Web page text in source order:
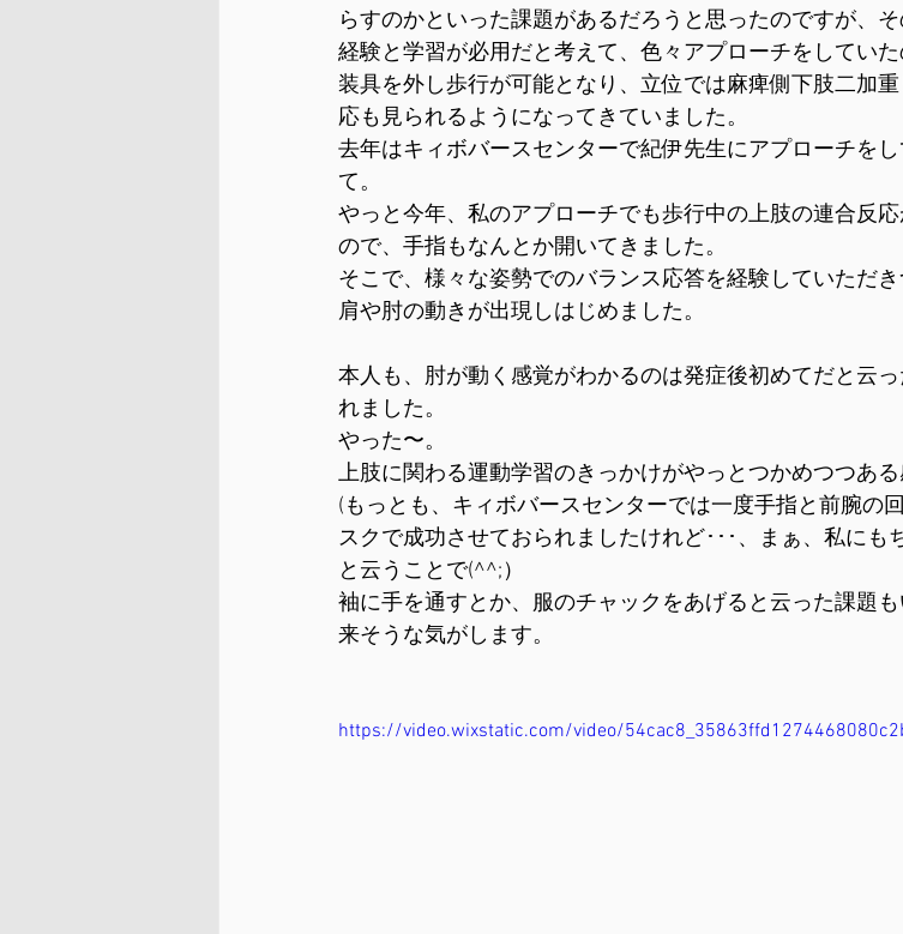
らすのかといった課題があるだろうと思ったのですが、
経験と学習が必用だと考えて、色々アプローチをしていた
装具を外し歩行が可能となり、立位では麻痺側下肢二加
応も見られるようになってきていました。
去年はキィボバースセンターで紀伊先生にアプローチを
て。
やっと今年、私のアプローチでも歩行中の上肢の連合反
ので、手指もなんとか開いてきました。
そこで、様々な姿勢でのバランス応答を経験していただ
肩や肘の動きが出現しはじめました。
本人も、肘が動く感覚がわかるのは発症後初めてだと云
れました。
やった〜。
上肢に関わる運動学習のきっかけがやっとつかめつつある
(もっとも、キィボバースセンターでは一度手指と前腕の
スクで成功させておられましたけれど･･･、まぁ、私にも
と云うことで(^^;）
袖に手を通すとか、服のチャックをあげると云った課題
来そうな気がします。
https://video.wixstatic.com/video/